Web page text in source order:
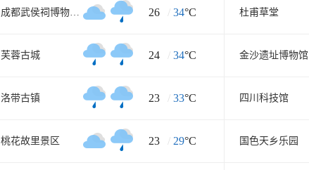
成都武侯祠博物馆南门 26 / 34°C 杜甫草堂
芙蓉古城 24 / 34°C 金沙遗址博物馆
洛带古镇 23 / 33°C 四川科技馆
桃花故里景区 23 / 29°C 国色天乡乐园